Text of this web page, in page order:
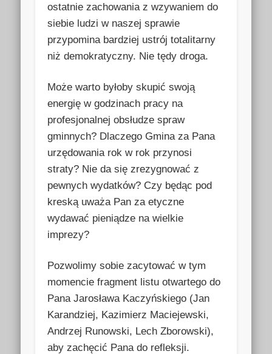
ostatnie zachowania z wzywaniem do
siebie ludzi w naszej sprawie
przypomina bardziej ustrój totalitarny
niż demokratyczny. Nie tędy droga.
Może warto byłoby skupić swoją
energię w godzinach pracy na
profesjonalnej obsłudze spraw
gminnych? Dlaczego Gmina za Pana
urzędowania rok w rok przynosi
straty? Nie da się zrezygnować z
pewnych wydatków? Czy będąc pod
kreską uważa Pan za etyczne
wydawać pieniądze na wielkie
imprezy?
Pozwolimy sobie zacytować w tym
momencie fragment listu otwartego do
Pana Jarosława Kaczyńskiego (Jan
Karandziej, Kazimierz Maciejewski,
Andrzej Runowski, Lech Zborowski),
aby zachęcić Pana do refleksji.